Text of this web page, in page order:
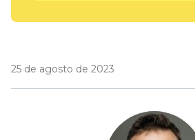
25 de agosto de 2023